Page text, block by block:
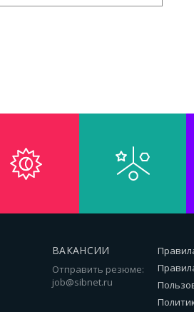
ВАКАНСИИ
Отправить резюме:
job@sibnet.ru